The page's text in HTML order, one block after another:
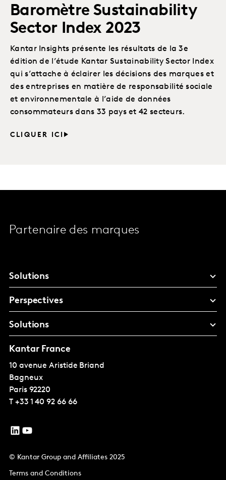
Baromètre Sustainability
Sector Index 2023
Kantar Insights présente les résultats de la 3e
édition de l’étude Kantar Sustainability Sector Index
qui s’attache à éclairer les décisions des marques et
des entreprises en matière de responsabilité sociale
et environnementale à l’aide de données
consommateurs dans 33 pays et 42 secteurs.
CLIQUER ICI
Partenaire des marques
Solutions
Perspectives
Solutions
Kantar France
10 avenue Aristide Briand
Bagneux
Paris 92220
T +33 1 40 92 66 66
© Kantar Group and Affiliates 2025
Terms and Conditions